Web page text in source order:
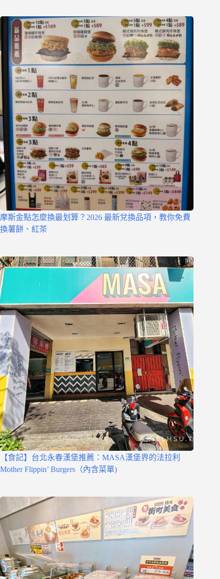
摩斯金點怎麼換最划算？2026 最新兌換品項，教你免費
換薯餅、紅茶
【食記】台北永春漢堡推薦：MASA漢堡界的法拉利
Mother Flippin’ Burgers（內含菜單)